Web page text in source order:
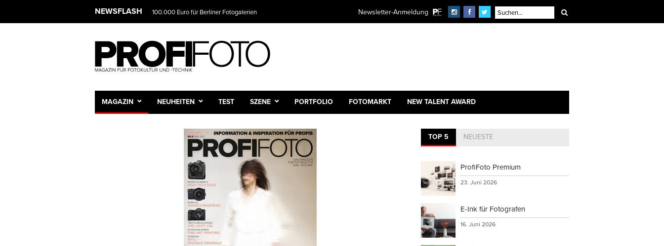
NEWSFLASH 100.000 Euro für Berliner Fotogalerien Newsletter-Anmeldung
MAGAZIN NEUHEITEN TEST SZENE PORTFOLIO FOTOMARKT NEW TALENT AWARD
TOP 5 NEUESTE
ProfiFoto Premium
23. Juni 2026
E-Ink für Fotografen
16. Juni 2026